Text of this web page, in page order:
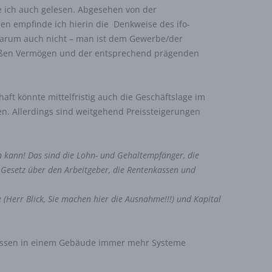
auch gelesen. Abgesehen von der
empfinde ich hierin die Denkweise des ifo-
auch nicht – man ist dem Gewerbe/der
Vermögen und der entsprechend prägenden
könnte mittelfristig auch die Geschäftslage im
sind weitgehend Preissteigerungen
Das sind die Lohn- und Gehaltempfänger, die
über den Arbeitgeber, die Rentenkassen und
Blick, Sie machen hier die Ausnahme!!!) und Kapital
in einem Gebäude immer mehr Systeme